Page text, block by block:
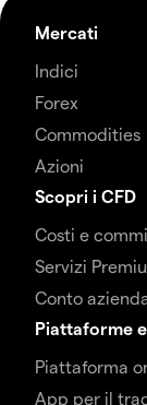
Mercati
Indici
Forex
Commodities
Azioni
Scopri i CFD
Costi e
Servizi
Conto
Piattaforme
Piattaforma
App per il